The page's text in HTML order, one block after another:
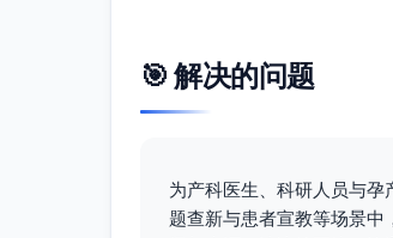
🎯 解决的问题
为产科医生、科研人员与孕
题查新与患者宣教等场景